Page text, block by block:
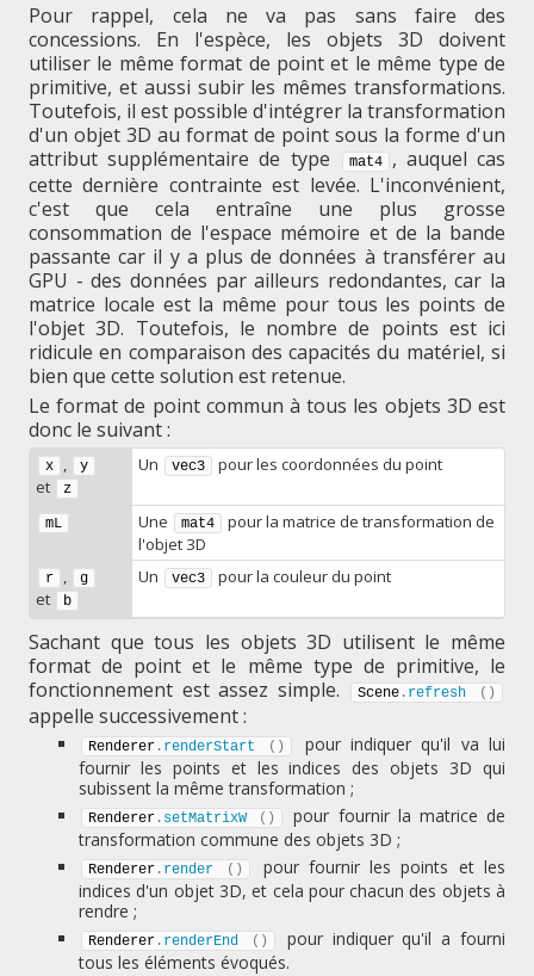
Pour rappel, cela ne va pas sans faire des
concessions. En l'espèce, les objets 3D doivent
utiliser le même format de point et le même type de
primitive, et aussi subir les mêmes transformations.
Toutefois, il est possible d'intégrer la transformation
d'un objet 3D au format de point sous la forme d'un
attribut supplémentaire de type
mat4
, auquel cas
cette dernière contrainte est levée. L'inconvénient,
c'est que cela entraîne une plus grosse
consommation de l'espace mémoire et de la bande
passante car il y a plus de données à transférer au
GPU - des données par ailleurs redondantes, car la
matrice locale est la même pour tous les points de
l'objet 3D. Toutefois, le nombre de points est ici
ridicule en comparaison des capacités du matériel, si
bien que cette solution est retenue.
Le format de point commun à tous les objets 3D est
donc le suivant :
x , y
et z
Un vec3 pour les coordonnées du point
mL Une mat4
pour la matrice de transformation de
l'objet 3D
r , g
et b
Un vec3 pour la couleur du point
Sachant que tous les objets 3D utilisent le même
format de point et le même type de primitive, le
fonctionnement est assez simple.
Scene . refresh ( )
appelle successivement :
Renderer . renderStart ( )
pour indiquer qu'il va lui
fournir les points et les indices des objets 3D qui
subissent la même transformation ;
Renderer . setMatrixW ( )
pour fournir la matrice de
transformation commune des objets 3D ;
Renderer . render ( )
pour fournir les points et les
indices d'un objet 3D, et cela pour chacun des objets à
rendre ;
Renderer . renderEnd ( )
pour indiquer qu'il a fourni
tous les éléments évoqués.